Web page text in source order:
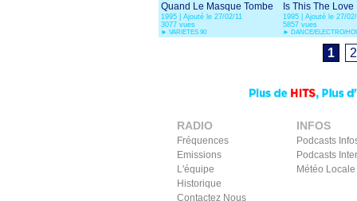
Quand Le Masque Tombe
1995 | Ajouté le 27/02/11
3077 vues
► VARIETES 90
Is This The Love
1995 | Ajouté le 27/
5857 vues
► DANCE/ELECTRO/
1 2
RADIO
Fréquences
Emissions
L'équipe
Historique
Contactez Nous
INFOS
Podcasts
Podcasts
Météo Locale